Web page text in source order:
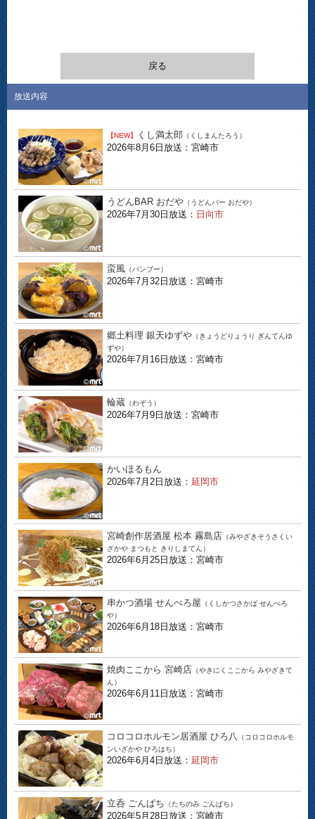
戻る
放送内容
【NEW】 くし満太郎 （くしまんたろう）
2026年8月6日放送：宮崎市
うどんBAR おだや （うどんバー おだや）
2026年7月30日放送： 日向市
蛮風 （バンブー）
2026年7月32日放送：宮崎市
郷土料理 銀天ゆずや （きょうどりょうり ぎんてんゆ
ずや）
2026年7月16日放送：宮崎市
輪蔵 （わぞう）
2026年7月9日放送：宮崎市
かいほるもん
2026年7月2日放送： 延岡市
宮崎創作居酒屋 松本 霧島店 （みやざきそうさくい
ざかや まつもと きりしまてん）
2026年6月25日放送：宮崎市
串かつ酒場 せんべろ屋 （くしかつさかば せんべろ
や）
2026年6月18日放送：宮崎市
焼肉ここから 宮崎店 （やきにくここから みやざきて
ん）
2026年6月11日放送：宮崎市
コロコロホルモン居酒屋 ひろ八 （コロコロホルモ
ンいざかや ひろはち）
2026年6月4日放送： 延岡市
立呑 ごんぱち （たちのみ ごんぱち）
2026年5月28日放送：宮崎市